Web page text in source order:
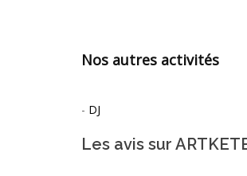
Nos autres activités
- DJ
Les avis sur